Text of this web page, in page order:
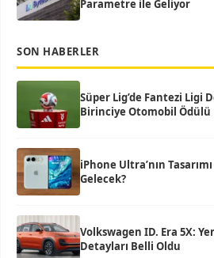
Parametre ile Geliyor
SON HABERLER
Süper Lig’de Fantezi Ligi
Birinciye Otomobil Ödülü
iPhone Ultra’nın
Gelecek?
Volkswagen ID. Era 5X:
Detayları Belli Oldu